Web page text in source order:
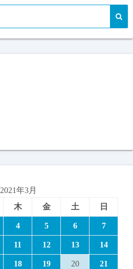
2021年3月
木 金 土 日
4 5 6 7
11 12 13 14
18 19 20 21